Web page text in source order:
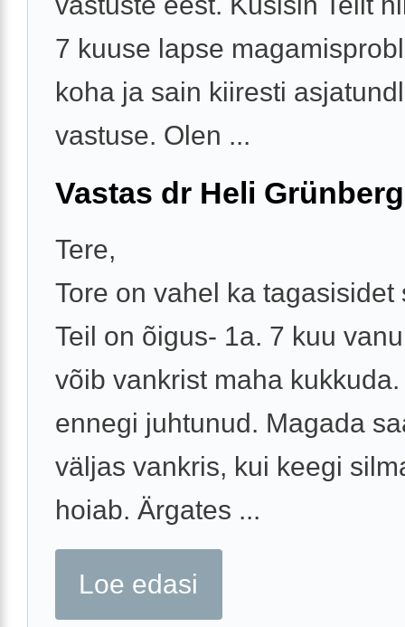
7 kuuse lapse
koha ja sain kiiresti
vastuse. Olen ...
Vastas dr Heli Grünberg
Tere,
Tore on vahel ka tagasisidet
Teil on õigus- 1a. 7 kuu
võib vankrist maha
ennegi juhtunud. Magada
väljas vankris, kui keegi
hoiab. Ärgates ...
Loe edasi